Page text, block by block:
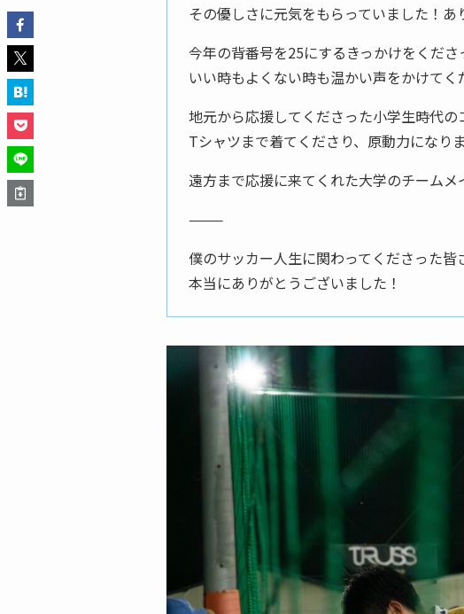
その優しさに元気をもらっていました！あ
今年の背番号を25にするきっかけをくだ
いい時もよくない時も温かい声をかけて
地元から応援してくださった小学生時代
Tシャツまで着てくださり、原動力になりま
遠方まで応援に来てくれた大学のチーム
⸻
僕のサッカー人生に関わってくださった
本当にありがとうございました！